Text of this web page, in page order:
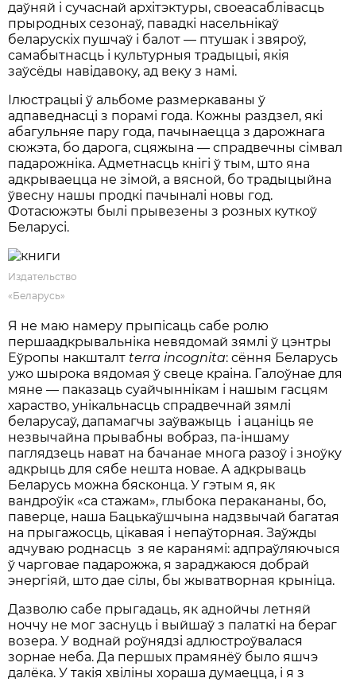
даўняй і сучаснай архітэктуры, своеасаблівасць
прыродных сезонаў, павадкі насельнікаў
беларускіх пушчаў і балот — птушак і звяроў,
самабытнасць і культурныя традыцыі, якія
заўсёды навідавоку, ад веку з намі.
Ілюстрацыі ў альбоме размеркаваны ў
адпаведнасці з порамі года. Кожны раздзел, які
абагульняе пару года, пачынаецца з дарожнага
сюжэта, бо дарога, сцяжына — спрадвечны сімвал
падарожніка. Адметнасць кнігі ў тым, што яна
адкрываецца не зімой, а вясной, бо традыцыйна
ўвесну нашы продкі пачыналі новы год.
Фотасюжэты былі прывезены з розных куткоў
Беларусі.
Издательство
«Беларусь»
Я не маю намеру прыпісаць сабе ролю
першаадкрывальніка невядомай зямлі ў цэнтры
Еўропы накшталт terra incognita: сёння Беларусь
ужо шырока вядомая ў свеце краіна. Галоўнае для
мяне — паказаць суайчыннікам і нашым гасцям
хараство, унікальнасць спрадвечнай зямлі
беларусаў, дапамагчы заўважыць і ацаніць яе
незвычайна прывабны вобраз, па-іншаму
паглядзець нават на бачанае многа разоў і зноўку
адкрыць для сябе нешта новае. А адкрываць
Беларусь можна бясконца. У гэтым я, як
вандроўік «са стажам», глыбока перакананы, бо,
паверце, наша Бацькаўшчына надзвычай багатая
на прыгажосць, цікавая і непаўторная. Заўжды
адчуваю роднасць з яе каранямі: адпраўляючыся
ў чарговае падарожжа, я зараджаюся добрай
энергіяй, што дае сілы, бы жыватворная крыніца.
Дазволю сабе прыгадаць, як аднойчы летняй
ноччу не мог заснуць і выйшаў з палаткі на бераг
возера. У воднай роўнядзі адлюстроўвалася
зорнае неба. Да першых прамянёў было яшчэ
далёка. У такія хвіліны хораша думаецца, і я з